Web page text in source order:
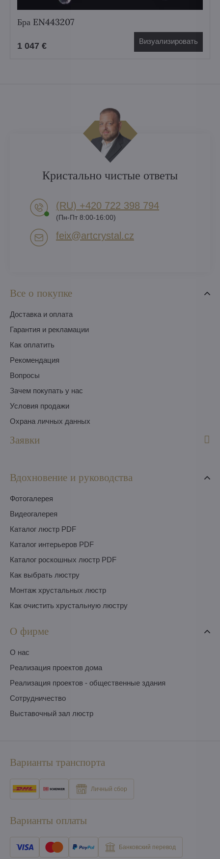
Бра EN443207
1 047 € Визуализировать
Все о покупке
Доставка и оплата
Гарантия и рекламации
Как оплатить
Pекомендация
Вопросы
Зачем покупать у нас
Условия продажи
Охрана личных данных
Заявки
Вдохновение и руководства
Фотогалерея
Видеогалерея
Каталог люстр PDF
Каталог интерьеров PDF
Каталог роскошных люстр PDF
Как выбрать люстру
Монтаж хрустальных люстр
Как очистить хрустальную люстру
О фирме
O нас
Pеализация проектов дома
Pеализация проектов - общественные здания
Сотрудничество
Выставочный зал люстр
Кристально чистые ответы
(RU) +420 722 398 794​
(Пн-Пт 8:00-16:00)
feix​@artcrystal​.cz
Варианты транспорта
Личный сбор
Варианты оплаты
Банковский перевод